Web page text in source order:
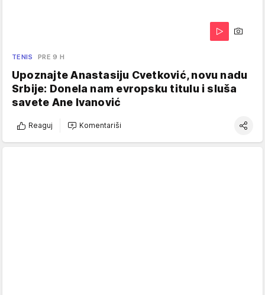
TENIS PRE 9 H
Upoznajte Anastasiju Cvetković, novu nadu
Srbije: Donela nam evropsku titulu i sluša
savete Ane Ivanović
Reaguj Komentariši